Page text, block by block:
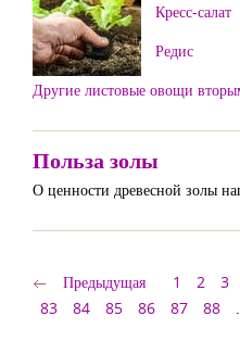
Кресс-салат
Редис
Другие листовые овощи
Польза золы
О ценности древесной золы
Предыдущая 1 2 3
83
84 85 86 87 88